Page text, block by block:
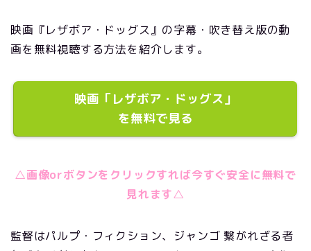
映画『レザボア・ドッグス』の字幕・吹き替え版の動
画を無料視聴する方法を紹介します。
映画「レザボア・ドッグス」
を無料で見る
△画像orボタンをクリックすれば今すぐ安全に無料で
見れます△
監督はパルプ・フィクション、ジャンゴ 繋がれざる者